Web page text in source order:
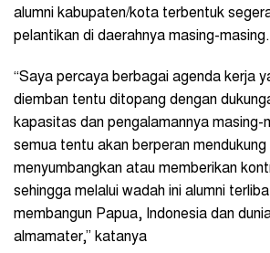
alumni kabupaten/kota terbentuk
pelantikan di daerahnya masing-masing.
“Saya percaya berbagai agenda kerja
diemban tentu ditopang dengan
kapasitas dan pengalamannya masing-
semua tentu akan berperan
menyumbangkan atau memberikan
sehingga melalui wadah ini alumni
membangun Papua, Indonesia dan
almamater,” katanya